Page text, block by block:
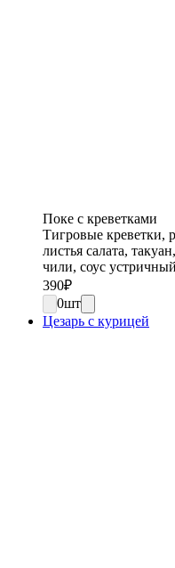
Поке с креветками
Тигровые креветки,
листья салата,
чили, соус
390₽
0шт
Цезарь с курицей